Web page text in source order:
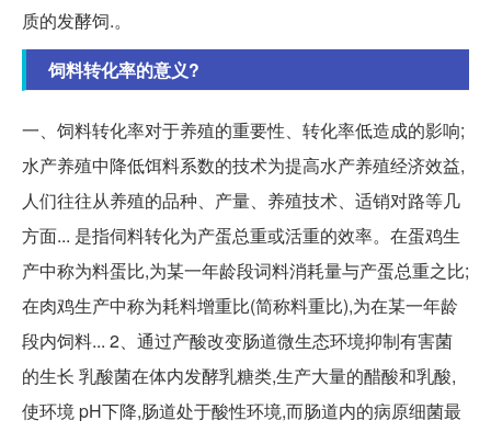
质的发酵饲.。
饲料转化率的意义?
一、饲料转化率对于养殖的重要性、转化率低造成的影响;
水产养殖中降低饵料系数的技术为提高水产养殖经济效益,
人们往往从养殖的品种、产量、养殖技术、适销对路等几
方面... 是指伺料转化为产蛋总重或活重的效率。在蛋鸡生
产中称为料蛋比,为某一年龄段词料消耗量与产蛋总重之比;
在肉鸡生产中称为耗料增重比(简称料重比),为在某一年龄
段内饲料... 2、通过产酸改变肠道微生态环境抑制有害菌
的生长 乳酸菌在体内发酵乳糖类,生产大量的醋酸和乳酸,
使环境 pH下降,肠道处于酸性环境,而肠道内的病原细菌最